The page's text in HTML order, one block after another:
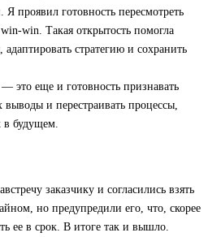
проявил готовность пересмотреть
win. Такая открытость помогла
адаптировать стратегию и сохранить
это еще и готовность признавать
и перестраивать процессы,
в будущем.
заказчику и согласились взять
но предупредили его, что, скорее
ее в срок. В итоге так и вышло.